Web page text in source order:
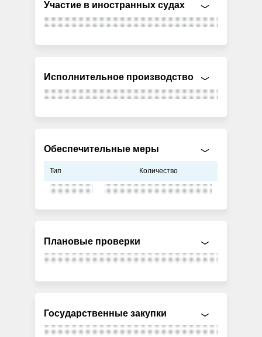
Участие в иностранных судах
Исполнительное производство
Обеспечительные меры
Тип Количество
Плановые проверки
Государственные закупки